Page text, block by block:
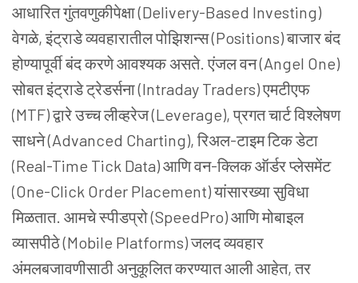
आधारित गुंतवणुकीपेक्षा (Delivery-Based Investing)
वेगळे, इंट्राडे व्यवहारातील पोझिशन्स (Positions) बाजार बंद
होण्यापूर्वी बंद करणे आवश्यक असते. एंजल वन (Angel One)
सोबत इंट्राडे ट्रेडर्सना (Intraday Traders) एमटीएफ
(MTF) द्वारे उच्च लीव्हरेज (Leverage), प्रगत चार्ट विश्लेषण
साधने (Advanced Charting), रिअल-टाइम टिक डेटा
(Real-Time Tick Data) आणि वन-क्लिक ऑर्डर प्लेसमेंट
(One-Click Order Placement) यांसारख्या सुविधा
मिळतात. आमचे स्पीडप्रो (SpeedPro) आणि मोबाइल
व्यासपीठे (Mobile Platforms) जलद व्यवहार
अंमलबजावणीसाठी अनुकूलित करण्यात आली आहेत, तर